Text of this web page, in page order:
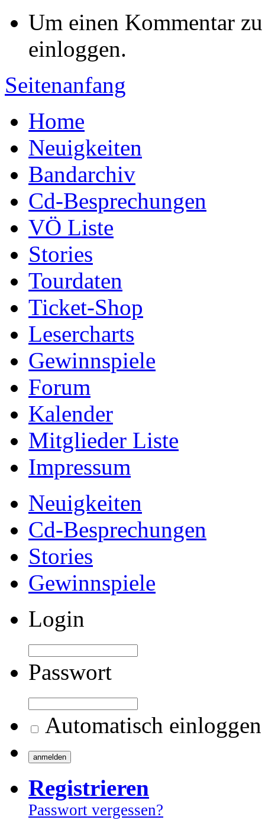
Um einen Kommentar
einloggen.
Seitenanfang
Home
Neuigkeiten
Bandarchiv
Cd-Besprechungen
VÖ Liste
Stories
Tourdaten
Ticket-Shop
Lesercharts
Gewinnspiele
Forum
Kalender
Mitglieder Liste
Impressum
Neuigkeiten
Cd-Besprechungen
Stories
Gewinnspiele
Login
Passwort
Automatisch einloggen
Registrieren
Passwort vergessen?